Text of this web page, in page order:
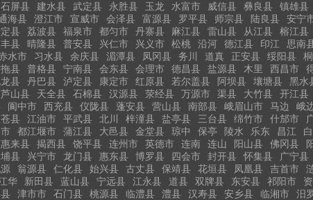
石屏县 建水县 武定县 永胜县 玉龙 水富市 威信县 彝良县 镇雄县
海县 澄江市 宣威市 会泽县 富源县 罗平县 师宗县 陆良县 安宁
县 荔波县 福泉市 都匀市 丹寨县 麻江县 雷山县 从江县 榕江县
县 晴隆县 普安县 兴仁市 兴义市 松桃 沿河 德江县 印江 思南
水市 习水县 余庆县 湄潭县 凤冈县 务川 道真 正安县 绥阳县
县 普格县 宁南县 会东县 会理市 德昌县 盐源县 木里 西昌市
县 丹巴县 泸定县 康定市 红原县 若尔盖县 阿坝县 壤塘县 黑水
芦山县 天全县 石棉县 汉源县 荥经县 万源市 渠县 大竹县 开江县
阆中市 西充县 仪陇县 蓬安县 营山县 南部县 峨眉山市 马边 峨
县 江油市 平武县 北川 梓潼县 盐亭县 三台县 绵竹市 什邡市
都江堰市 蒲江县 大邑县 金堂县 琼中 保亭 陵水 乐东 昌江
惠来县 揭西县 饶平县 连州市 英德市 连南 连山 阳山县 佛冈县
县 兴宁市 龙门县 惠东县 博罗县 四会市 封开县 怀集县 广宁县
翁源县 仁化县 始兴县 古丈县 保靖县 花垣县 凤凰县 吉首市
华 新田县 蓝山县 宁远县 江永县 道县 双牌县 东安县 祁阳市
津市市 石门县 桃源县 临澧县 澧县 汉寿县 安乡县 临湘市 汨